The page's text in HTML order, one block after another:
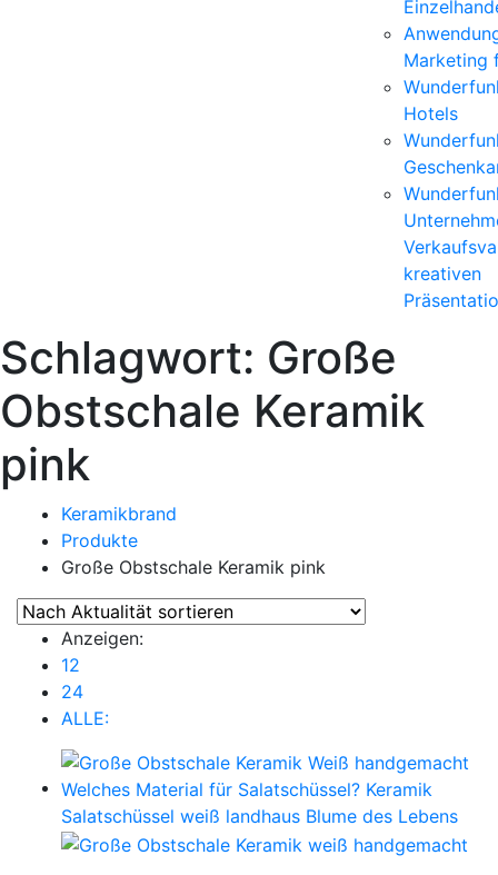
Marketing
Hotels
kreativen
Schlagwort: Große
Obstschale Keramik
pink
Keramikbrand
Produkte
Große Obstschale Keramik pink
Anzeigen:
12
24
ALLE: